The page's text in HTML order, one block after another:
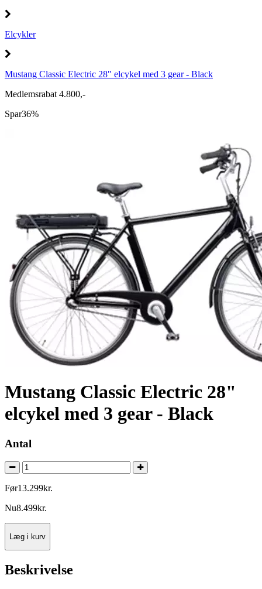
Elcykler
Mustang Classic Electric 28" elcykel med 3 gear - Black
Medlemsrabat 4.800,-
Spar36%
Mustang Classic Electric 28"
elcykel med 3 gear - Black
Antal
Før13.299kr.
Nu8.499kr.
Læg i kurv
Beskrivelse